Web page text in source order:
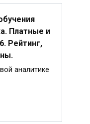
Платные и
Рейтинг,
аналитике